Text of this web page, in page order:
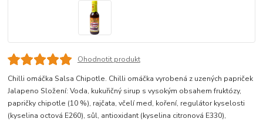
Ohodnotit produkt
Chilli omáčka Salsa Chipotle. Chilli omáčka vyrobená z uzených papriček
Jalapeno Složení: Voda, kukuřičný sirup s vysokým obsahem fruktózy,
papričky chipotle (10 %), rajčata, včelí med, koření, regulátor kyselosti
(kyselina octová E260), sůl, antioxidant (kyselina citronová E330),